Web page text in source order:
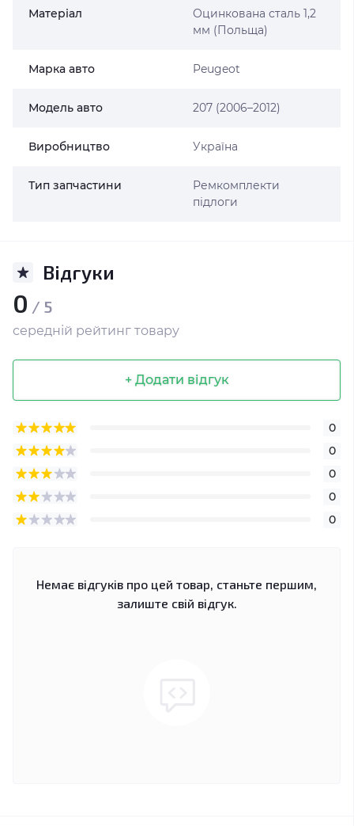
Матеріал
Оцинкована сталь 1,2
мм (Польща)
Марка авто Peugeot
Модель авто 207 (2006–2012)
Виробництво Україна
Тип запчастини
Ремкомплекти
підлоги
Відгуки
0 / 5
середній рейтинг товару
+ Додати відгук
0
0
0
0
0
Немає відгуків про цей товар, станьте першим,
залиште свій відгук.